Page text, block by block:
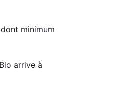
minimum
arrive à